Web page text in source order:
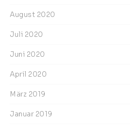
August 2020
Juli 2020
Juni 2020
April 2020
März 2019
Januar 2019